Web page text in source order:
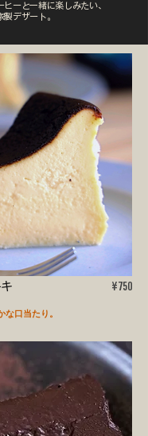
ヒーと一緒に楽しみたい、
製デザート。
¥750
な口当たり。